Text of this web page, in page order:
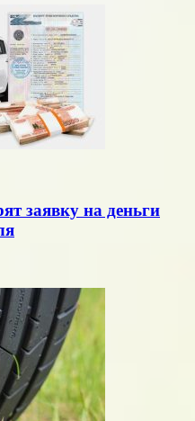
заявку на деньги